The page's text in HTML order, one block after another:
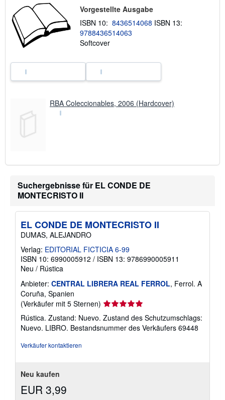
n
e
n
r
a
k
Vorgestellte Ausgabe
ISBN 10: 8436514068 ISBN 13:
9788436514063
Softcover
RBA Coleccionables, 2006 (Hardcover)
Suchergebnisse für EL CONDE DE
MONTECRISTO II
EL CONDE DE MONTECRISTO II
DUMAS, ALEJANDRO
Verlag: EDITORIAL FICTICIA 6-99
ISBN 10: 6990005912 / ISBN 13: 9786990005911
Neu / Rústica
Anbieter: CENTRAL LIBRERA REAL FERROL, Ferrol. A
Coruña, Spanien
(Verkäufer mit 5 Sternen) Verkäuferbewertung
5
von
5
Rústica. Zustand: Nuevo. Zustand des Schutzumschlags:
Nuevo. LIBRO. Bestandsnummer des Verkäufers 69448
Verkäufer kontaktieren
Neu kaufen
EUR 3,99